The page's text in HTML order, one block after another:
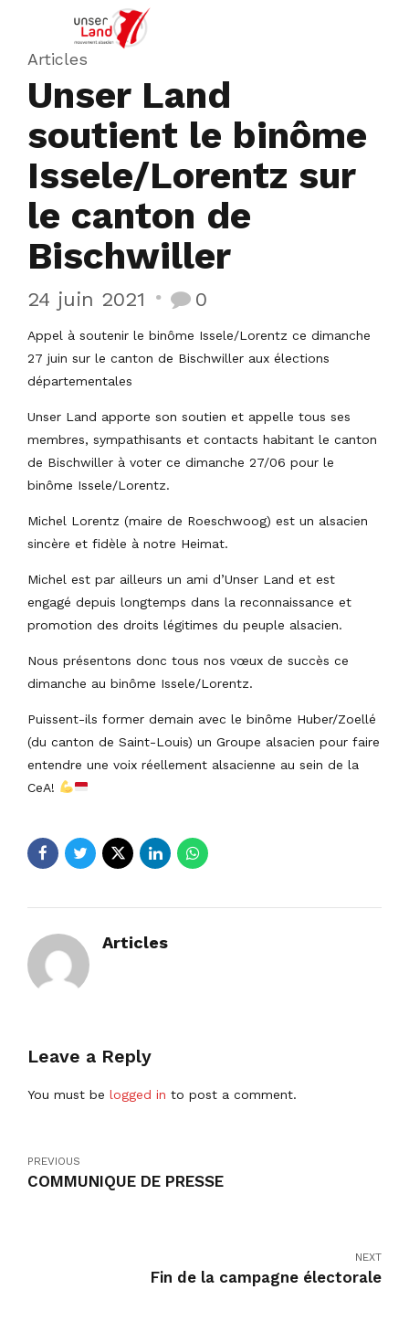
Articles
Unser Land
soutient le binôme
Issele/Lorentz sur
le canton de
Bischwiller
24 juin 2021 0
Appel à soutenir le binôme Issele/Lorentz ce dimanche
27 juin sur le canton de Bischwiller aux élections
départementales
Unser Land apporte son soutien et appelle tous ses
membres, sympathisants et contacts habitant le canton
de Bischwiller à voter ce dimanche 27/06 pour le
binôme Issele/Lorentz.
Michel Lorentz (maire de Roeschwoog) est un alsacien
sincère et fidèle à notre Heimat.
Michel est par ailleurs un ami d’Unser Land et est
engagé depuis longtemps dans la reconnaissance et
promotion des droits légitimes du peuple alsacien.
Nous présentons donc tous nos vœux de succès ce
dimanche au binôme Issele/Lorentz.
Puissent-ils former demain avec le binôme Huber/Zoellé
(du canton de Saint-Louis) un Groupe alsacien pour faire
entendre une voix réellement alsacienne au sein de la
CeA!
Articles
Leave a Reply
You must be logged in to post a comment.
PREVIOUS
COMMUNIQUE DE PRESSE
NEXT
Fin de la campagne électorale